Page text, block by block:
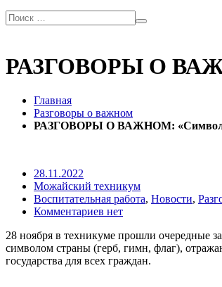
РАЗГОВОРЫ О
Главная
Разговоры о важном
РАЗГОВОРЫ О ВАЖНОМ:
28.11.2022
Можайский техникум
Воспитательная работа, Новости,
Комментариев нет
28 ноября в техникуме прошли очередные
символом страны (герб, гимн, флаг),
государства для всех граждан.